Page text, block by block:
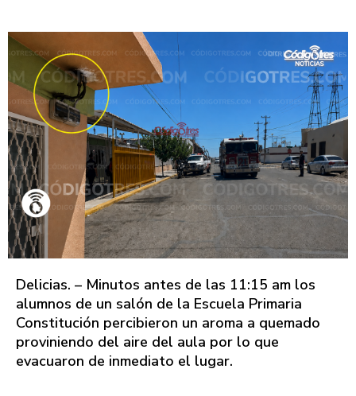
Delicias. – Minutos antes de las 11:15 am los
alumnos de un salón de la Escuela Primaria
Constitución percibieron un aroma a quemado
proviniendo del aire del aula por lo que
evacuaron de inmediato el lugar.